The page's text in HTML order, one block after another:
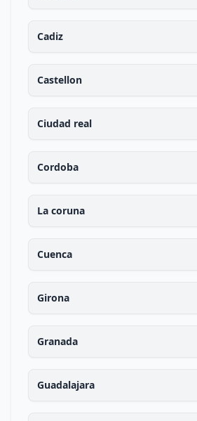
Cadiz
Castellon
Ciudad real
Cordoba
La coruna
Cuenca
Girona
Granada
Guadalajara